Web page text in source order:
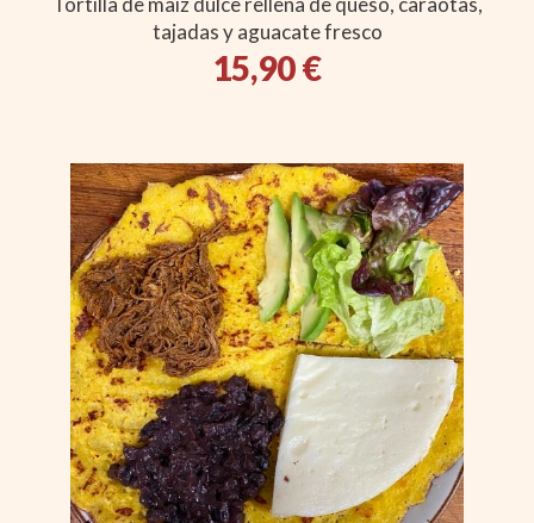
tajadas y aguacate fresco
15,90 €